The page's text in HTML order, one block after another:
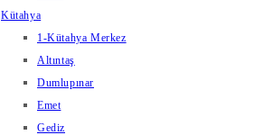
Kütahya
1-Kütahya Merkez
Altıntaş
Dumlupınar
Emet
Gediz